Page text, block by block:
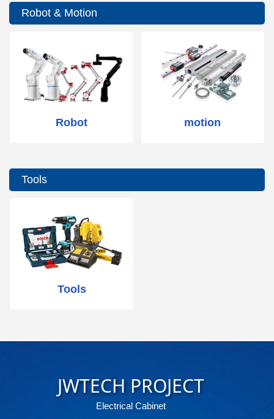
Robot & Motion
Robot motion
Tools
Tools
JWTECH PROJECT
Electrical Cabinet